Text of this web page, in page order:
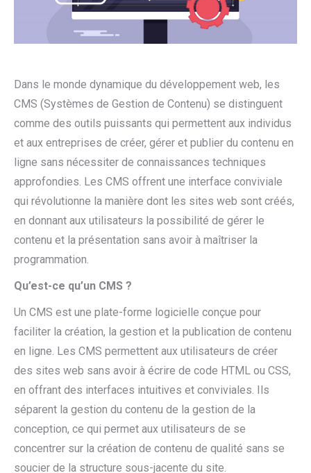
Dans le monde dynamique du développement web, les
CMS (Systèmes de Gestion de Contenu) se distinguent
comme des outils puissants qui permettent aux individus
et aux entreprises de créer, gérer et publier du contenu en
ligne sans nécessiter de connaissances techniques
approfondies. Les CMS offrent une interface conviviale
qui révolutionne la manière dont les sites web sont créés,
en donnant aux utilisateurs la possibilité de gérer le
contenu et la présentation sans avoir à maîtriser la
programmation.
Qu’est-ce qu’un CMS ?
Un CMS est une plate-forme logicielle conçue pour
faciliter la création, la gestion et la publication de contenu
en ligne. Les CMS permettent aux utilisateurs de créer
des sites web sans avoir à écrire de code HTML ou CSS,
en offrant des interfaces intuitives et conviviales. Ils
séparent la gestion du contenu de la gestion de la
conception, ce qui permet aux utilisateurs de se
concentrer sur la création de contenu de qualité sans se
soucier de la structure sous-jacente du site.